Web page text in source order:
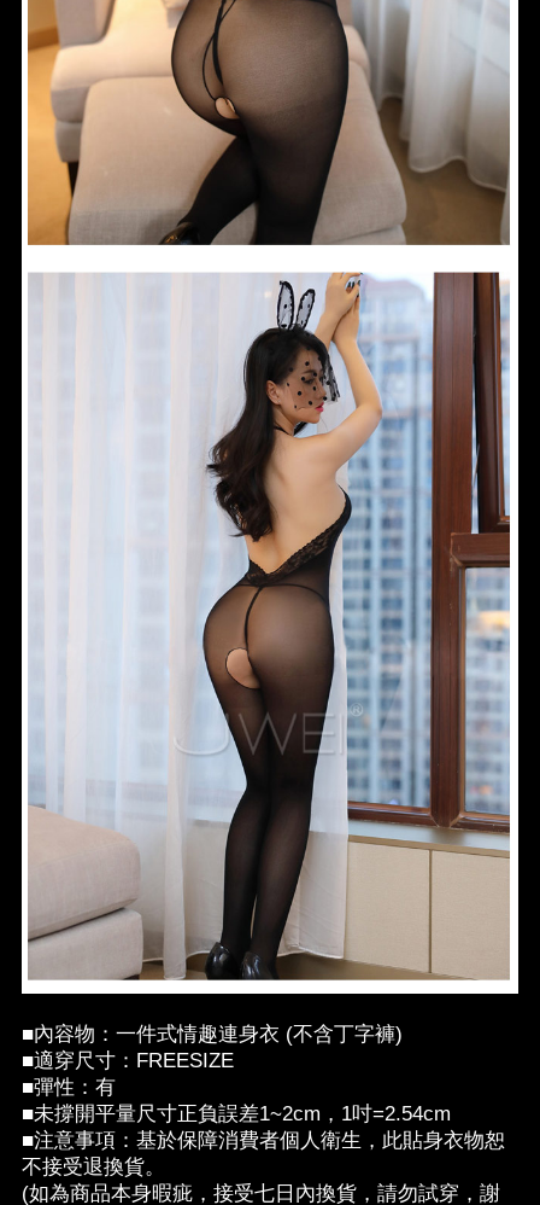
■內容物：一件式情趣連身衣 (不含丁字褲)
■適穿尺寸：FREESIZE
■彈性：有
■未撐開平量尺寸正負誤差1~2cm，1吋=2.54cm
■注意事項：基於保障消費者個人衛生，此貼身衣物恕
不接受退換貨。
(如為商品本身暇疵，接受七日內換貨，請勿試穿，謝